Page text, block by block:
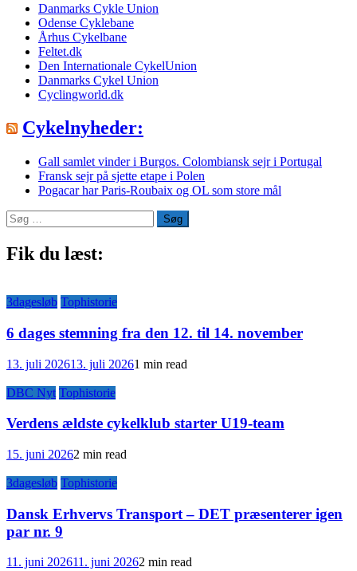
Danmarks Cykle Union
Odense Cyklebane
Århus Cykelbane
Feltet.dk
Den Internationale CykelUnion
Danmarks Cykel Union
Cyclingworld.dk
Cykelnyheder:
Gall samlet vinder i Burgos. Colombiansk sejr i Portugal
Fransk sejr på sjette etape i Polen
Pogacar har Paris-Roubaix og OL som store mål
Søg
efter:
Fik du læst:
3dagesløb Tophistorie
6 dages stemning fra den 12. til 14. november
13. juli 202613. juli 20261 min read
DBC Nyt Tophistorie
Verdens ældste cykelklub starter U19-team
15. juni 20262 min read
3dagesløb Tophistorie
Dansk Erhvervs Transport – DET præsenterer igen
par nr. 9
11. juni 202611. juni 20262 min read